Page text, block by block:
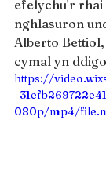
efelychu'r
nghlasuron
Alberto
cymal yn
https://
080p/mp4/